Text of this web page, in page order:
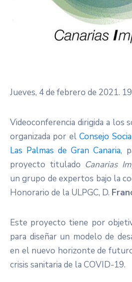
Jueves, 4 de febrero de 2021.
Videoconferencia dirigida a los
organizada por elConsejo
Las Palmas de Gran Canaria,
proyecto titulado Canarias
un grupo de expertos bajo la
Honorario de la ULPGC, D.
Este proyecto tiene por
para diseñar un modelo de
en el nuevo horizonte de
crisis sanitaria de la COVID-19.